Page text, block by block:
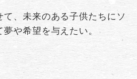
て、未来のある子供たちにソ
や希望を与えたい。